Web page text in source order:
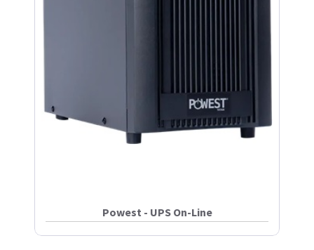
Powest - UPS On-Line